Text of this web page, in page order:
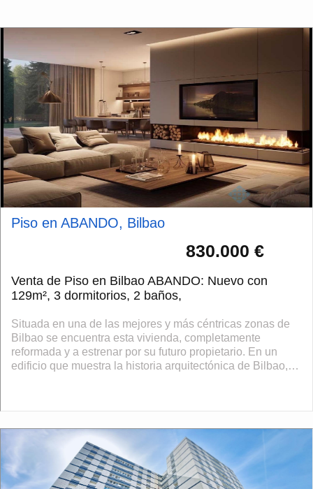
Piso en ABANDO, Bilbao
830.000 €
Venta de Piso en Bilbao ABANDO: Nuevo con
129m², 3 dormitorios, 2 baños,
Situada en una de las mejores y más céntricas zonas de
Bilbao se encuentra esta vivienda, completamente
reformada y a estrenar por su futuro propietario. En un
edificio que muestra la historia arquitectónica de Bilbao,